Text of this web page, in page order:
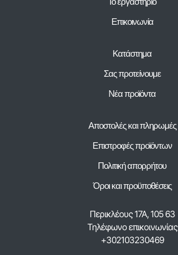
Επικοινωνία
Κατάστημα
Σας προτείνουμε
Νέα προϊόντα
Αποστολές και πληρωμές
Επιστροφές προϊόντων
Πολιτική απορρήτου
Όροι και προϋποθέσεις
Περικλέους 17Α, 105 63
Τηλέφωνο επικοινωνίας
+302103230469